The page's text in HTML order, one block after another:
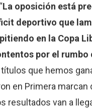
La oposición está
deportivo que
en la Copa
por el
que hemos
en Primera marcan
resultados van a